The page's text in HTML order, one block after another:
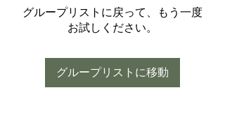
グループリストに戻って、もう一度
お試しください。
グループリストに移動